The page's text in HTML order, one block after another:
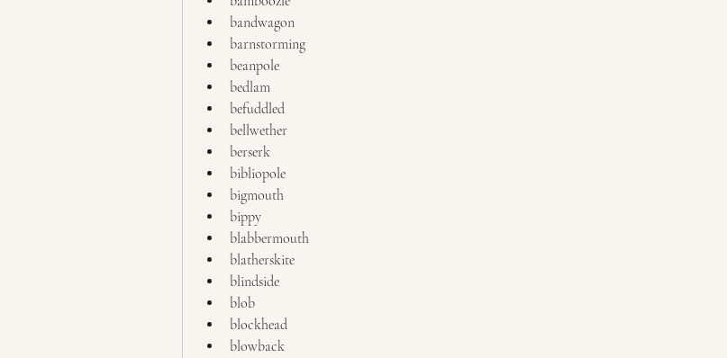
bandwagon
barnstorming
beanpole
bedlam
befuddled
bellwether
berserk
bibliopole
bigmouth
bippy
blabbermouth
blatherskite
blindside
blob
blockhead
blowback